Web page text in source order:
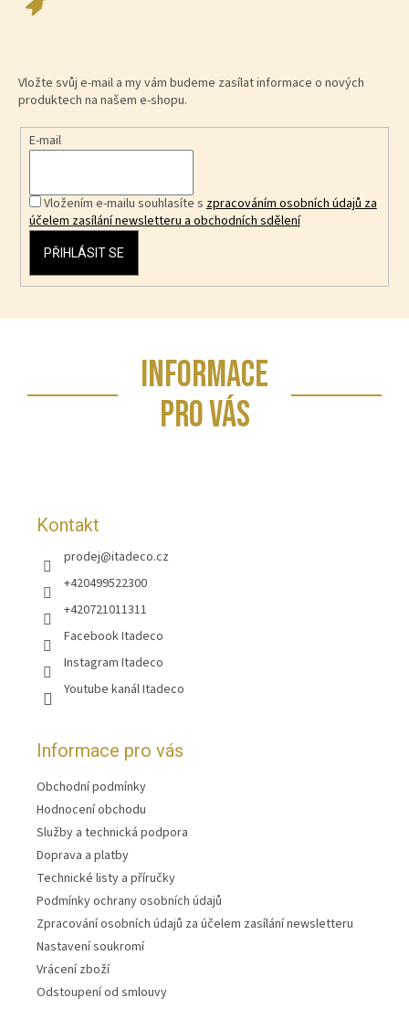
Vložte svůj e-mail a my vám budeme zasílat informace o nových
produktech na našem e-shopu.
E-mail
Vložením e-mailu souhlasíte szpracováním osobních údajů za
účelem zasílání newsletteru a obchodních sdělení
PŘIHLÁSIT SE
INFORMACE
PRO VÁS
Kontakt
prodej@itadeco.cz
+420499522300
+420721011311
Facebook Itadeco
Instagram Itadeco
Youtube kanál Itadeco
Informace pro vás
Obchodní podmínky
Hodnocení obchodu
Služby a technická podpora
Doprava a platby
Technické listy a příručky
Podmínky ochrany osobních údajů
Zpracování osobních údajů za účelem zasílání newsletteru
Nastavení soukromí
Vrácení zboží
Odstoupení od smlouvy